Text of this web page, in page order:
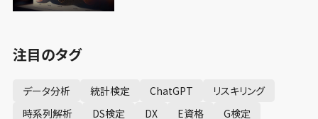
注目のタグ
データ分析 統計検定 ChatGPT
リスキリング
時系列解析
DS検定 DX E資格
G検定